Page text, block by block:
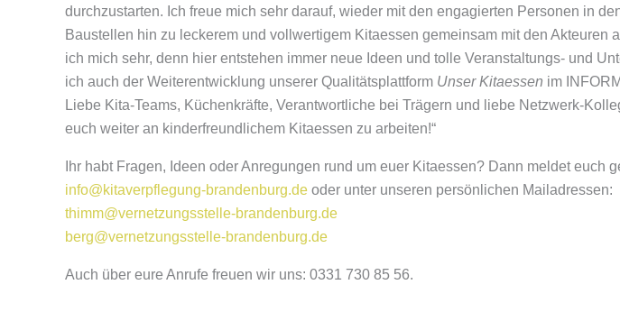
durchzustarten. Ich freue mich sehr darauf, wieder mit den engagierten Personen in
Baustellen hin zu leckerem und vollwertigem Kitaessen gemeinsam mit den
ich mich sehr, denn hier entstehen immer neue Ideen und tolle Veranstaltungs- und
ich auch der Weiterentwicklung unserer Qualitätsplattform Unser Kitaessen im
Liebe Kita-Teams, Küchenkräfte, Verantwortliche bei Trägern und liebe Netzwerk-
euch weiter an kinderfreundlichem Kitaessen zu arbeiten!“
Ihr habt Fragen, Ideen oder Anregungen rund um euer Kitaessen? Dann meldet euch
info@kitaverpflegung-brandenburg.de oder unter unseren persönlichen Mailadressen:
thimm@vernetzungsstelle-brandenburg.de
berg@vernetzungsstelle-brandenburg.de
Auch über eure Anrufe freuen wir uns: 0331 730 85 56.